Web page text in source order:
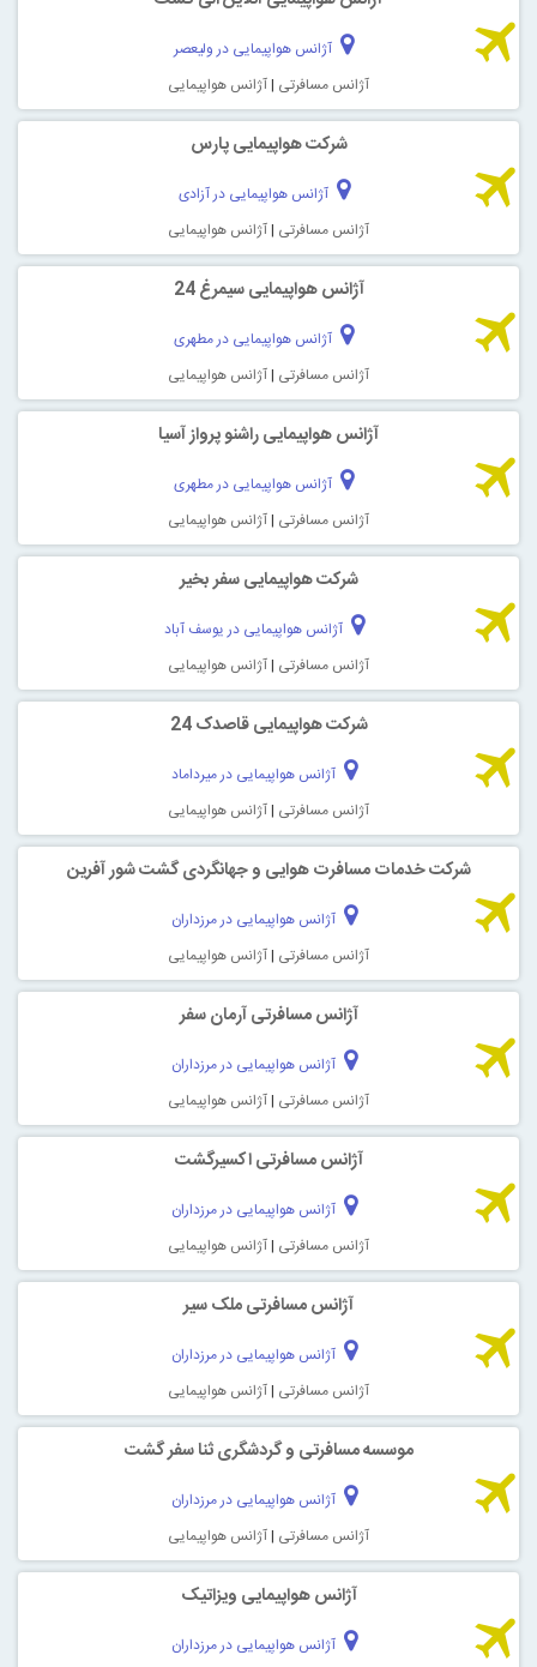
آژانس هواپیمایی در ولیعصر
آژانس مسافرتی |آژانس هواپیمایی
شرکت هواپیمایی پارس
آژانس هواپیمایی در آزادی
آژانس مسافرتی |آژانس هواپیمایی
آژانس هواپیمایی سیمرغ 24
آژانس هواپیمایی در مطهری
آژانس مسافرتی |آژانس هواپیمایی
آژانس هواپیمایی راشنو پرواز آسیا
آژانس هواپیمایی در مطهری
آژانس مسافرتی |آژانس هواپیمایی
شرکت هواپیمایی سفر بخیر
آژانس هواپیمایی در یوسف آباد
آژانس مسافرتی |آژانس هواپیمایی
شرکت هواپیمایی قاصدک 24
آژانس هواپیمایی در میرداماد
آژانس مسافرتی |آژانس هواپیمایی
شرکت خدمات مسافرت هوایی و جهانگردی گشت شور آفرین
آژانس هواپیمایی در مرزداران
آژانس مسافرتی |آژانس هواپیمایی
آژانس مسافرتی آرمان سفر
آژانس هواپیمایی در مرزداران
آژانس مسافرتی |آژانس هواپیمایی
آژانس مسافرتی اکسیرگشت
آژانس هواپیمایی در مرزداران
آژانس مسافرتی |آژانس هواپیمایی
آژانس مسافرتی ملک سیر
آژانس هواپیمایی در مرزداران
آژانس مسافرتی |آژانس هواپیمایی
موسسه مسافرتی و گردشگری ثنا سفر گشت
آژانس هواپیمایی در مرزداران
آژانس مسافرتی |آژانس هواپیمایی
آژانس هواپیمایی ویزاتیک
آژانس هواپیمایی در مرزداران